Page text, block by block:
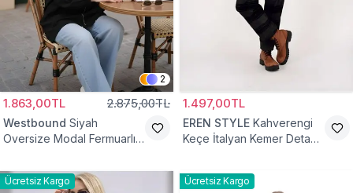
2
1.863,00TL 2.875,00TL
Westbound Siyah
Oversize Modal Fermuarlı
1.497,00TL
EREN STYLE Kahverengi
Keçe İtalyan Kemer Detaylı
Ücretsiz Kargo Ücretsiz Kargo